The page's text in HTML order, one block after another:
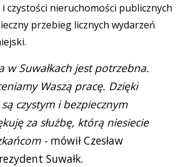
czystości nieruchomości publicznych
przebieg licznych wydarzeń
w Suwałkach jest potrzebna.
Waszą pracę. Dzięki
są czystym i bezpiecznym
za służbę, którą niesiecie
- mówił Czesław
Suwałk.